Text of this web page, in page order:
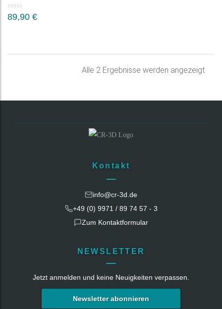
89,90 €
Alle 2 Ergebnisse werden angezeigtNach
Kontakt
info@cr-3d.de
+49 (0) 9971 / 89 74 57 - 3
Zum Kontaktformular
NEWSLETTER
Jetzt anmelden und keine Neuigkeiten verpassen.
Newsletter abonnieren